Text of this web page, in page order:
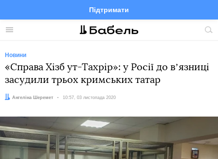
Меню
Підтримати
FacebookTelegramTwitter
Новини
«Справа Хізб ут-Тахрір»: у Росії до вʼязниці
засудили трьох кримських татар
Автор:
Ангеліна Шеремет Дата:
10:57, 03 листопада 2020